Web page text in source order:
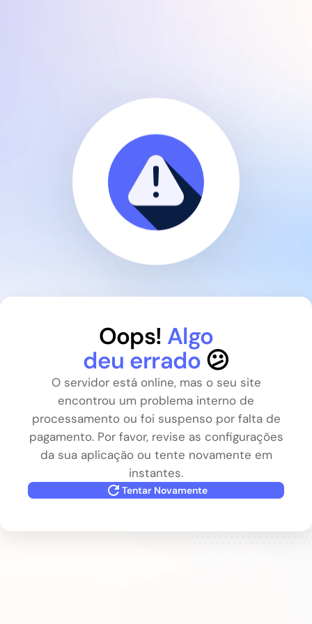
Oops! Algo
deu errado 😕
O servidor está online, mas o seu site
encontrou um problema interno de
processamento ou foi suspenso por falta de
pagamento. Por favor, revise as configurações
da sua aplicação ou tente novamente em
instantes.
Tentar Novamente